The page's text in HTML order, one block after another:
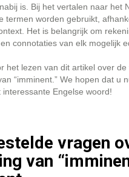
is. Bij het vertalen naar het
termen worden gebruikt,
Het is belangrijk om
connotaties van elk mogelijk
het lezen van dit artikel over de
“imminent.” We hopen dat u
interessante Engelse woord!
vragen
van